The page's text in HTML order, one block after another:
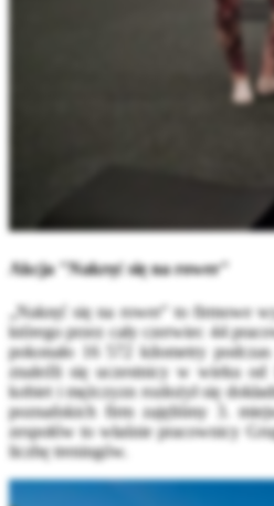
Akcja "Nakręć się na rower"
„Nakręć się na rower" to firmowe
którego przez cały czerwiec 44
pokonało 16 572 kilometry
znaleźli się uczestnicy w wieku
kobiet i mężczyzn rozłożył się
poznańskich firm zajęliśmy 3.
zespołów to właśnie pracownicy
liczbę treningów.